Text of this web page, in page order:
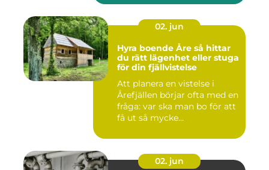
02. jun
Hyra boende Åre så hittar
du rätt lägenhet eller stuga
för din fjällvistelse
Att planera en vistelse i
Årefjällen börjar ofta med en
fråga: var ska man bo för att
få ut så mycke...
02. jun